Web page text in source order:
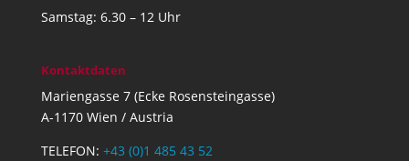
Samstag: 6.30 – 12 Uhr
Kontaktdaten
Mariengasse 7 (Ecke Rosensteingasse)
A-1170 Wien / Austria
TELEFON: +43 (0)1 485 43 52